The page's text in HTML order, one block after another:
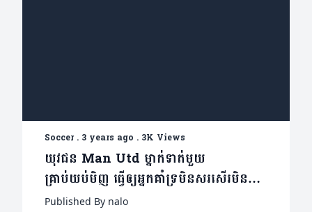
Soccer. 3 years ago . 3K Views
យុវជន Man Utd ម្នាក់ទាត់មួយ
គ្រាប់យប់មិញ ធ្វើឲ្យអ្នកគាំទ្រមិនសរសើរមិន
បាន (មានវីដេអូ)
Published By nalo